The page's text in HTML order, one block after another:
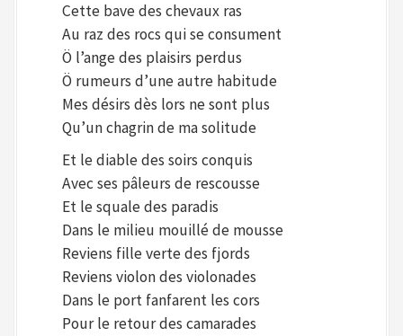
Cette bave des chevaux ras
Au raz des rocs qui se consument
Ö l’ange des plaisirs perdus
Ö rumeurs d’une autre habitude
Mes désirs dès lors ne sont plus
Qu’un chagrin de ma solitude
Et le diable des soirs conquis
Avec ses pâleurs de rescousse
Et le squale des paradis
Dans le milieu mouillé de mousse
Reviens fille verte des fjords
Reviens violon des violonades
Dans le port fanfarent les cors
Pour le retour des camarades